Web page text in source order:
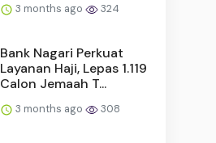
3 months ago 324
Bank Nagari Perkuat
Layanan Haji, Lepas 1.119
Calon Jemaah T...
3 months ago 308